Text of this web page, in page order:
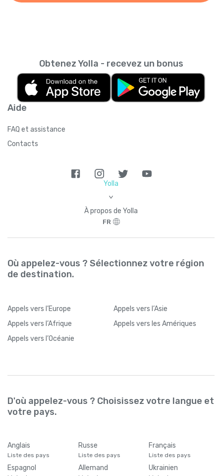
Aide
FAQ et assistance
Contacts
Obtenez Yolla - recevez un bonus
Yolla
>
À propos de Yolla
FR
Où appelez-vous ? Sélectionnez votre région
de destination.
Appels vers l’Europe Appels vers l’Asie
Appels vers l’Afrique Appels vers les Amériques
Appels vers l’Océanie
D'où appelez-vous ? Choisissez votre langue et
votre pays.
Anglais
Liste des pays
Russe
Liste des pays
Français
Liste des pays
Espagnol Allemand Ukrainien